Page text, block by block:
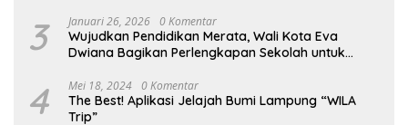
3 Januari 26, 2026 0 Komentar
Wujudkan Pendidikan Merata, Wali Kota Eva
Dwiana Bagikan Perlengkapan Sekolah untuk
4 Mei 18, 2024 0 Komentar
The Best! Aplikasi Jelajah Bumi Lampung “WILA
Trip”